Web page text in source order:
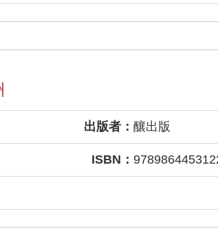
出版者： 釀出版
ISBN：